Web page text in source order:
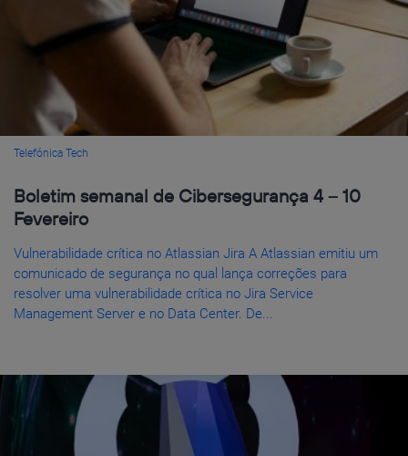
Telefónica Tech
Boletim semanal de Cibersegurança 4 – 10
Fevereiro
Vulnerabilidade crítica no Atlassian Jira A Atlassian emitiu um
comunicado de segurança no qual lança correções para
resolver uma vulnerabilidade crítica no Jira Service
Management Server e no Data Center. De...